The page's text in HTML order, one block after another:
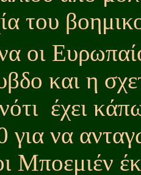
του
οι
και η
έχει
να
Μποεμιέν